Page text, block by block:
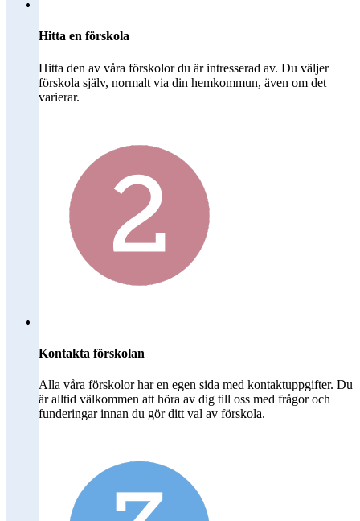
Hitta en förskola
Hitta den av våra förskolor du är intresserad av. Du väljer
förskola själv, normalt via din hemkommun, även om det
varierar.
Kontakta förskolan
Alla våra förskolor har en egen sida med kontaktuppgifter. Du
är alltid välkommen att höra av dig till oss med frågor och
funderingar innan du gör ditt val av förskola.